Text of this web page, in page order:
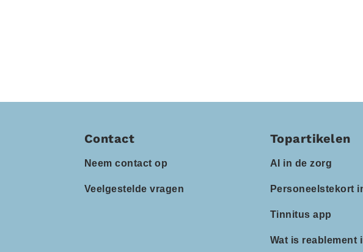
Contact
Neem contact op
Veelgestelde vragen
Topartikelen
AI in de zorg
Personeelstekort
Tinnitus app
Wat is reablement